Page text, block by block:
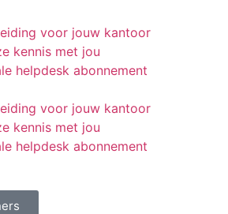
voor jouw kantoor
kennis met jou
helpdesk abonnement
voor jouw kantoor
kennis met jou
helpdesk abonnement